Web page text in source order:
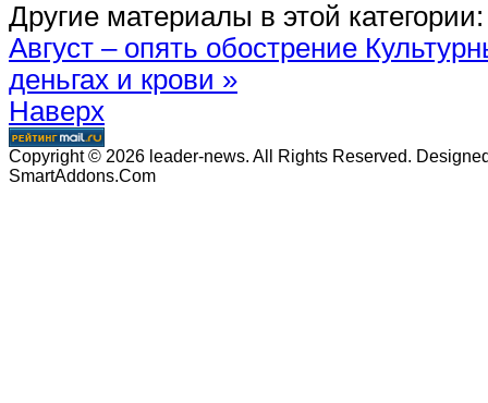
Другие материалы в этой категории:
Август – опять обострение
деньгах и крови »
Наверх
Copyright © 2026 leader-news. All Rights Reserved.
SmartAddons.Com